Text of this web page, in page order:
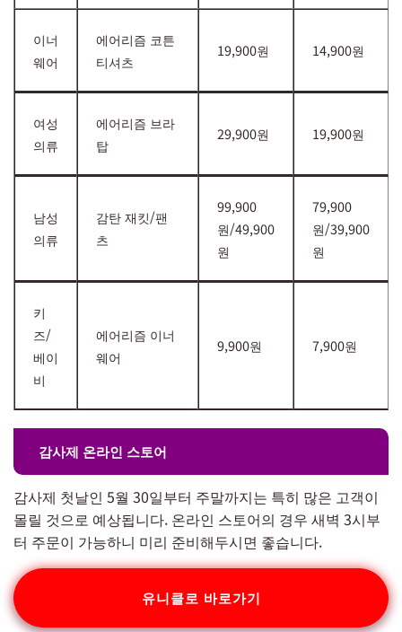
이너
웨어
에어리즘 코튼
티셔츠
19,900원 14,900원
여성
의류
에어리즘 브라
탑
29,900원 19,900원
남성
의류
감탄 재킷/팬
츠
99,900
원/49,900
원
79,900
원/39,900
원
키
즈/
베이
비
에어리즘 이너
웨어
9,900원 7,900원
감사제 온라인 스토어
감사제 첫날인 5월 30일부터 주말까지는 특히 많은 고객이
몰릴 것으로 예상됩니다. 온라인 스토어의 경우 새벽 3시부
터 주문이 가능하니 미리 준비해두시면 좋습니다.
유니클로 바로가기